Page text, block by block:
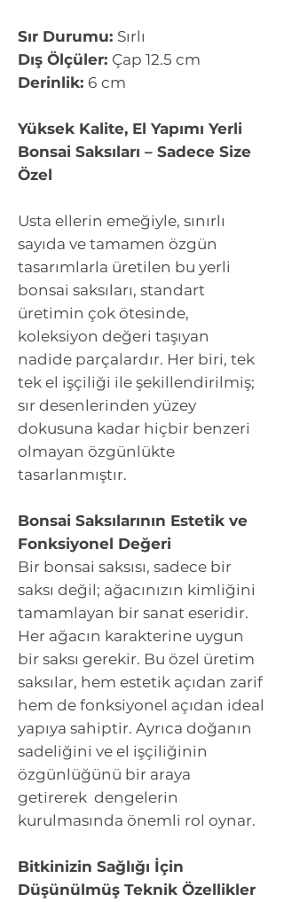
Sır Durumu: Sırlı
Dış Ölçüler: Çap 12.5 cm
Derinlik: 6 cm
Yüksek Kalite, El Yapımı Yerli
Bonsai Saksıları – Sadece Size
Özel
Usta ellerin emeğiyle, sınırlı
sayıda ve tamamen özgün
tasarımlarla üretilen bu yerli
bonsai saksıları, standart
üretimin çok ötesinde,
koleksiyon değeri taşıyan
nadide parçalardır. Her biri, tek
tek el işçiliği ile şekillendirilmiş;
sır desenlerinden yüzey
dokusuna kadar hiçbir benzeri
olmayan özgünlükte
tasarlanmıştır.
Bonsai Saksılarının Estetik ve
Fonksiyonel Değeri
Bir bonsai saksısı, sadece bir
saksı değil; ağacınızın kimliğini
tamamlayan bir sanat eseridir.
Her ağacın karakterine uygun
bir saksı gerekir. Bu özel üretim
saksılar, hem estetik açıdan zarif
hem de fonksiyonel açıdan ideal
yapıya sahiptir. Ayrıca doğanın
sadeliğini ve el işçiliğinin
özgünlüğünü bir araya
getirerek dengelerin
kurulmasında önemli rol oynar.
Bitkinizin Sağlığı İçin
Düşünülmüş Teknik Özellikler